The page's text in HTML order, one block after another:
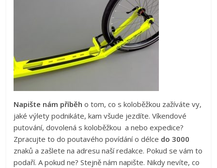
Napište nám příběh o tom, co s koloběžkou zažíváte vy,
jaké výlety podnikáte, kam všude jezdíte. Víkendové
putování, dovolená s koloběžkou a nebo expedice?
Zpracujte to do poutavého povídání o délce do 3000
znaků a zašlete na adresu naší redakce. Pokud se vám to
podaří. A pokud ne? Stejně nám napište. Nikdy nevíte, co